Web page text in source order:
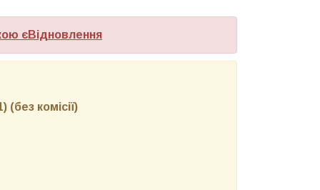
єВідновлення
комісії)